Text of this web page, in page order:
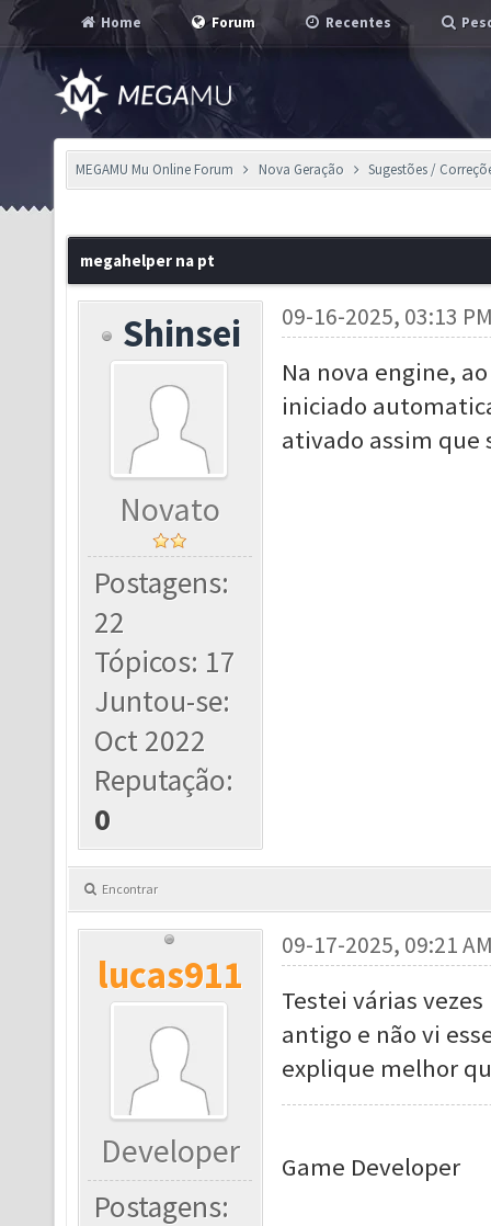
Home Forum Recentes
MEGAMU Mu Online Forum Nova Geração Sugestões /
megahelper na pt
Shinsei
Novato
Postagens:
22
Tópicos: 17
Juntou-se:
Oct 2022
Reputação:
0
09-16-2025, 03:13
Na nova engine,
iniciado
ativado assim que
Encontrar
lucas911
Developer
Postagens:
09-17-2025, 09:21
Testei várias
antigo e não vi
explique melhor
Game Developer